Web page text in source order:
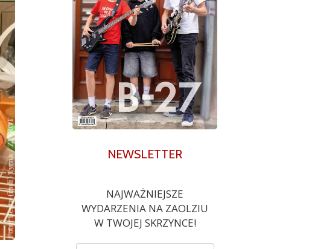
NEWSLETTER
NAJWAŻNIEJSZE
WYDARZENIA NA ZAOLZIU
W TWOJEJ SKRZYNCE!